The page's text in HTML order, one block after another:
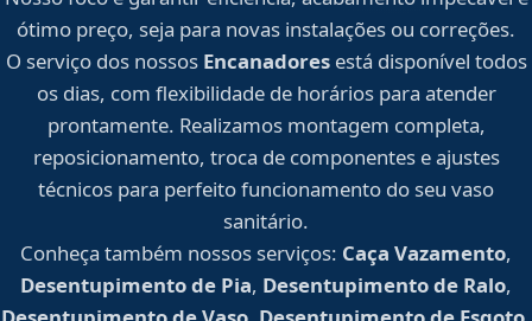
ótimo preço, seja para novas instalações ou correções.
O serviço dos nossos Encanadoresestá disponível todos
os dias, com flexibilidade de horários para atender
prontamente. Realizamos montagem completa,
reposicionamento, troca de componentes e ajustes
técnicos para perfeito funcionamento do seu vaso
sanitário.
Conheça também nossos serviços: Caça Vazamento,
Desentupimento de Pia, Desentupimento de Ralo,